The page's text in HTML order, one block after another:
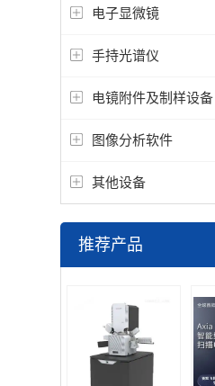
电子显微镜
手持光谱仪
电镜附件及制样设备
图像分析软件
其他设备
推荐产品